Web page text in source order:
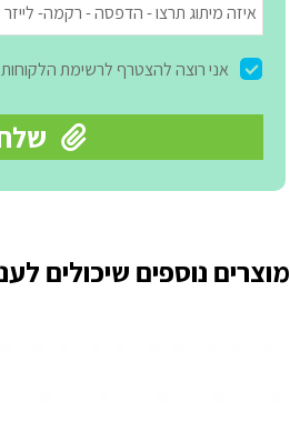
מוצרים נוספים שיכולים